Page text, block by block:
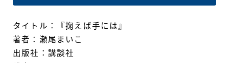
タイトル：『掬えば手には』
著者：瀬尾まいこ
出版社：講談社